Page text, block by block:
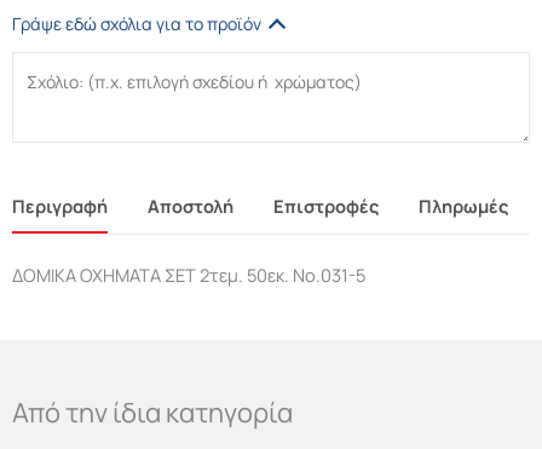
was:
12,38 €.
τιμή
είναι:
Γράψε εδώ σχόλια για το προϊόν
Περιγραφή Αποστολή Επιστροφές Πληρωμές
ΔΟΜΙΚΑ ΟΧΗΜΑΤΑ ΣΕΤ 2τεμ. 50εκ. No.031-5
Από την ίδια κατηγορία